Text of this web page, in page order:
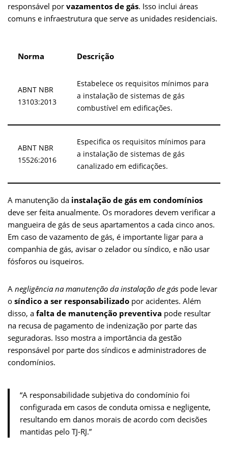
responsável por vazamentos de gás. Isso inclui áreas
comuns e infraestrutura que serve as unidades residenciais.
Norma Descrição
ABNT NBR
13103:2013
Estabelece os requisitos mínimos para
a instalação de sistemas de gás
combustível em edificações.
ABNT NBR
15526:2016
Especifica os requisitos mínimos para
a instalação de sistemas de gás
canalizado em edificações.
A manutenção da instalação de gás em condomínios
deve ser feita anualmente. Os moradores devem verificar a
mangueira de gás de seus apartamentos a cada cinco anos.
Em caso de vazamento de gás, é importante ligar para a
companhia de gás, avisar o zelador ou síndico, e não usar
fósforos ou isqueiros.
A negligência na manutenção da instalação de gás pode levar
o síndico a ser responsabilizado por acidentes. Além
disso, a falta de manutenção preventiva pode resultar
na recusa de pagamento de indenização por parte das
seguradoras. Isso mostra a importância da gestão
responsável por parte dos síndicos e administradores de
condomínios.
“A responsabilidade subjetiva do condomínio foi
configurada em casos de conduta omissa e negligente,
resultando em danos morais de acordo com decisões
mantidas pelo TJ-RJ.”